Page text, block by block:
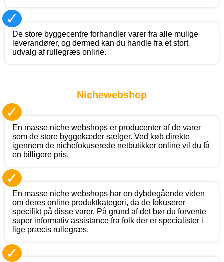
✓
De store byggecentre forhandler varer fra alle mulige
leverandører, og dermed kan du handle fra et stort
udvalg af rullegræs online.
Nichewebshop
✓
En masse niche webshops er producenter af de varer
som de store byggekæder sælger. Ved køb direkte
igennem de nichefokuserede netbutikker online vil du få
en billigere pris.
✓
En masse niche webshops har en dybdegående viden
om deres online produktkategori, da de fokuserer
specifikt på disse varer. På grund af det bør du forvente
super informativ assistance fra folk der er specialister i
lige præcis rullegræs.
✓